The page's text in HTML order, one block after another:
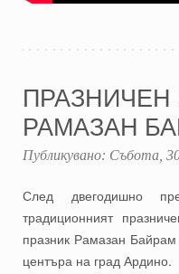
РАМАЗАН
Публикувано: Събота,
След двегодишно
традиционният
празник Рамазан
центъра на град Ардино.